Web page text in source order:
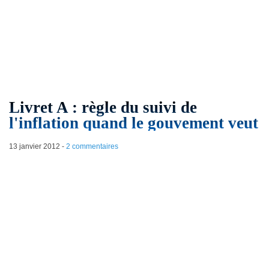
Livret A : règle du suivi de
l'inflation quand le gouvement veut
13 janvier 2012 - 2 commentaires